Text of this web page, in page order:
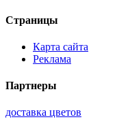
Страницы
Карта сайта
Реклама
Партнеры
доставка цветов